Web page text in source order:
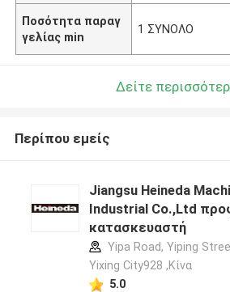
Ποσότητα παραγ
γελίας min
1 ΣΥΝΟΛΟ
Δείτε
Περίπου εμείς
Jiangsu Heineda
Industrial Co.,Ltd
κατασκευαστή
Yipa Road, Yiping
Yixing City928 ,Κίνα
5.0